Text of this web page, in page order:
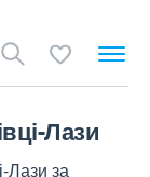
Лази
Лази за